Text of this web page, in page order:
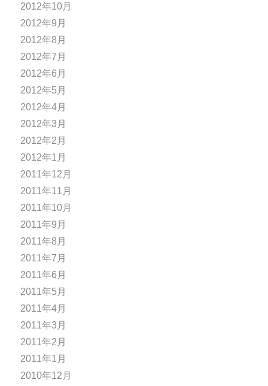
2012年10月
2012年9月
2012年8月
2012年7月
2012年6月
2012年5月
2012年4月
2012年3月
2012年2月
2012年1月
2011年12月
2011年11月
2011年10月
2011年9月
2011年8月
2011年7月
2011年6月
2011年5月
2011年4月
2011年3月
2011年2月
2011年1月
2010年12月